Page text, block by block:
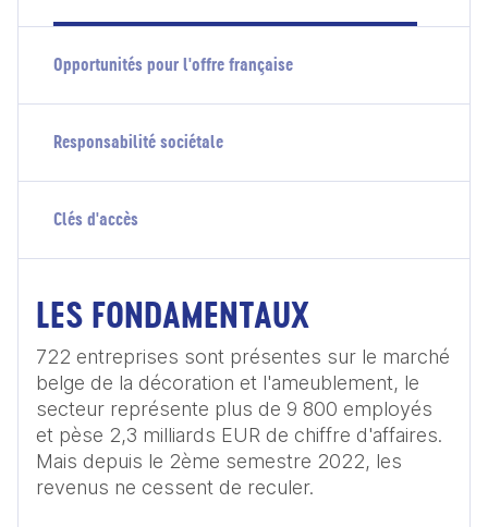
Opportunités pour l'offre française
Responsabilité sociétale
Clés d'accès
LES FONDAMENTAUX
722 entreprises sont présentes sur le marché
belge de la décoration et l'ameublement, le
secteur représente plus de 9 800 employés
et pèse 2,3 milliards EUR de chiffre d'affaires.
Mais depuis le 2ème semestre 2022, les
revenus ne cessent de reculer.